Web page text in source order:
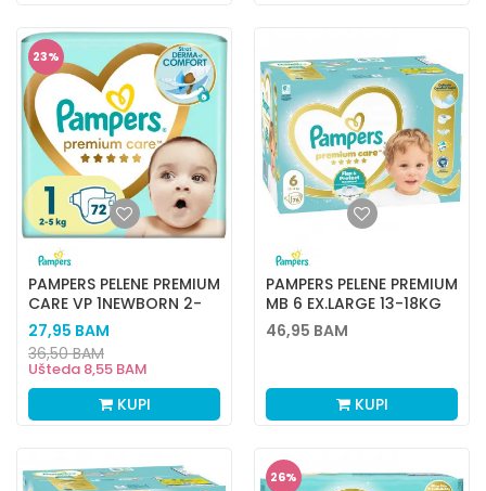
23%
PAMPERS PELENE PREMIUM
CARE VP 1NEWBORN 2-
5KG72
27,95 BAM
Ušteda 8,55 BAM
36,50BAM
KUPI
PAMPERS PELENE PREMIUM
MB 6 EX.LARGE 13-18KG
76KOM
46,95 BAM
KUPI
26%